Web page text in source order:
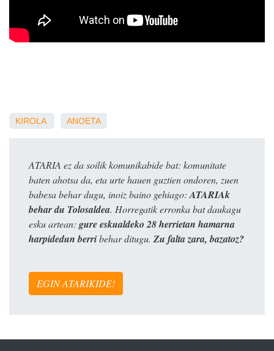
KIROLA ANOETA
ATARIA ez da soilik komunikabide bat: komunitate
baten ahotsa da, eta urte hauen guztien ondoren, zuen
babesa behar dugu, inoiz baino gehiago: ATARIAk
behar du Tolosaldea. Horregatik erronka bat daukagu
esku artean: gure eskualdeko 28 herrietan hamarna
harpidedun berribehar ditugu. Zu falta zara, bazatoz?
EGIN ATARIKIDE!